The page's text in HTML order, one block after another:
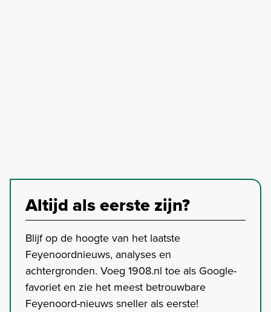
Altijd als eerste zijn?
Blijf op de hoogte van het laatste
Feyenoordnieuws, analyses en
achtergronden. Voeg 1908.nl toe als Google-
favoriet en zie het meest betrouwbare
Feyenoord-nieuws sneller als eerste!